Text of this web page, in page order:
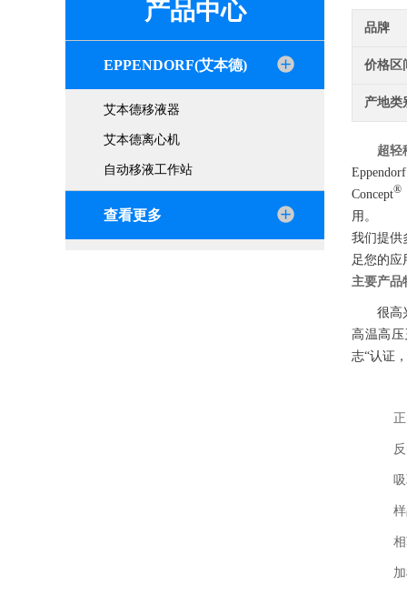
产品中心
EPPENDORF(艾本德)
艾本德移液器
艾本德离心机
自动移液工作站
查看更多
品牌
价格区
产地类
超轻
Concept®
用。
我们提供
足您的应
主要产品
很高
高温高压
志“认证